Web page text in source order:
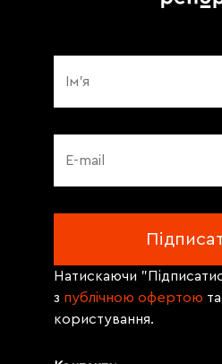
Натискаючи
з публічною офертою
користування.